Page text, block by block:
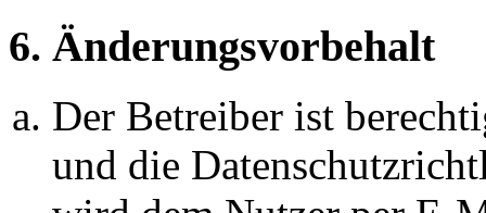
6. Änderungsvorbehalt
Der Betreiber ist
und die